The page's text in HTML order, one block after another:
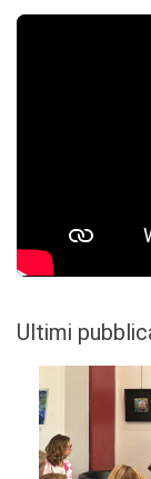
Ultimi